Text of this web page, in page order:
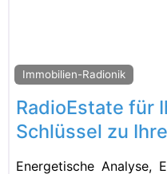
Immobilien-Radionik
RadioEstate für
Schlüssel zu
Energetische Analyse,